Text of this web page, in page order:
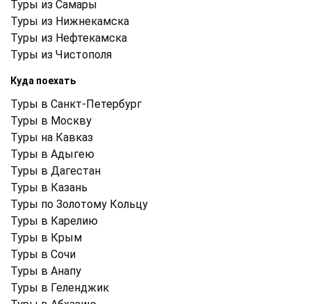
Туры из Самары
Туры из Нижнекамска
Туры из Нефтекамска
Туры из Чистополя
Куда поехать
Туры в Санкт-Петербург
Туры в Москву
Туры на Кавказ
Туры в Адыгею
Туры в Дагестан
Туры в Казань
Туры по Золотому Кольцу
Туры в Карелию
Туры в Крым
Туры в Cочи
Туры в Анапу
Туры в Геленджик